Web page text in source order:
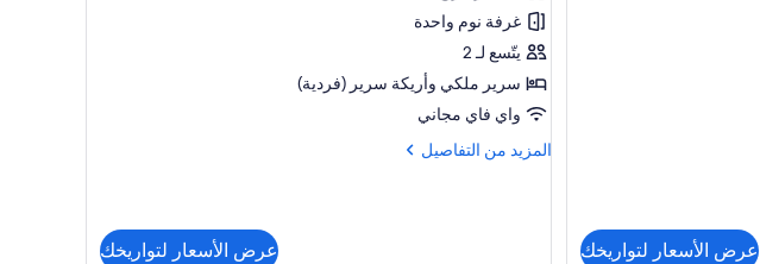
عرض الأسعار لتواريخك
Select
Adults
Only
غرفة نوم واحدة
يتّسع لـ 2
سرير ملكي‫‬ وأريكة سرير (فردية)
واي فاي مجاني
المزيد من التفاصيل
المزيد
عرض الأسعار لتواريخك